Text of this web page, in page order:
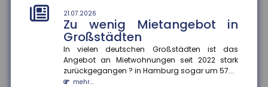
21.07.2026
Zu wenig Mietangebot in
Großstädten
In vielen deutschen Großstädten ist das
Angebot an Mietwohnungen seit 2022 stark
zurückgegangen ? in Hamburg sogar um 57...
mehr...
Angehörigenpflege im Alter
kann Rentenansprüche
mindern
Wer im späten Erwerbsleben Angehörige pflegt,
riskiert später geringere Rentenansprüche ?
besonders, wenn keine zusätzli...
mehr...